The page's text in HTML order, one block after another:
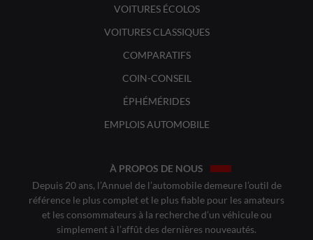
VOITURES ÉCOLOS
VOITURES CLASSIQUES
COMPARATIFS
COIN-CONSEIL
ÉPHÉMÉRIDES
EMPLOIS AUTOMOBILE
À PROPOS DE NOUS
Depuis 20 ans, l’Annuel de l’automobile demeure l’outil de
référence le plus complet et le plus fiable pour les amateurs
et les consommateurs à la recherche d’un véhicule ou
simplement à l’affût des dernières nouveautés.